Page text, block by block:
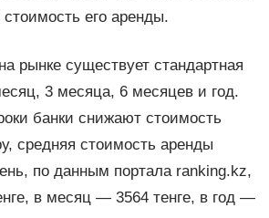
его аренды.
рынке существует стандартная
3 месяца, 6 месяцев и год.
банки снижают стоимость
средняя стоимость аренды
по данным портала ranking.kz,
в месяц — 3564 тенге, в год —